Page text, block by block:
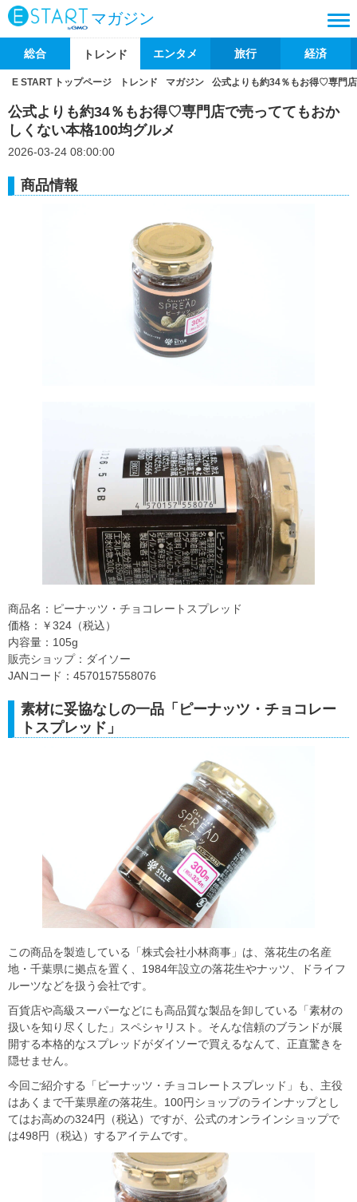
マガジン
総合 トレンド エンタメ 旅行 経済
E START トップページ トレンド マガジン 公式よりも約34％もお得♡専門
公式よりも約34％もお得♡専門店で売っててもおか
しくない本格100均グルメ
2026-03-24 08:00:00
商品情報
商品名：ピーナッツ・チョコレートスプレッド
価格：￥324（税込）
内容量：105g
販売ショップ：ダイソー
JANコード：4570157558076
素材に妥協なしの一品「ピーナッツ・チョコレー
トスプレッド」
この商品を製造している「株式会社小林商事」は、落花生の名産
地・千葉県に拠点を置く、1984年設立の落花生やナッツ、ドライフ
ルーツなどを扱う会社です。
百貨店や高級スーパーなどにも高品質な製品を卸している「素材の
扱いを知り尽くした」スペシャリスト。そんな信頼のブランドが展
開する本格的なスプレッドがダイソーで買えるなんて、正直驚きを
隠せません。
今回ご紹介する「ピーナッツ・チョコレートスプレッド」も、主役
はあくまで千葉県産の落花生。100円ショップのラインナップとし
てはお高めの324円（税込）ですが、公式のオンラインショップで
は498円（税込）するアイテムです。